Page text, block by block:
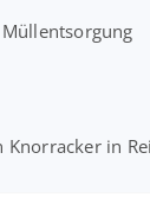
Knorracker in